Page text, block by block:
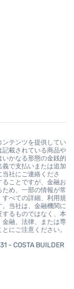
テンツを提供してい
記載されている商品や
かなる形態の金銭的
で支払いまたは追加
社にご連絡くださ
ことですが、金融お
め、一部の情報が常
べての詳細、利用規
当社は、金融機関に
るものではなく、本
金融、法律、または専
にご注意ください。
- COSTA BUILDER